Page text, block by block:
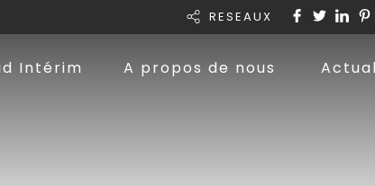
RESEAUX
Intérim A propos de nous